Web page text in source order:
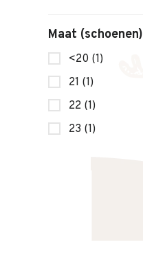
Maat (schoenen)
<20 (1)
21 (1)
22 (1)
23 (1)